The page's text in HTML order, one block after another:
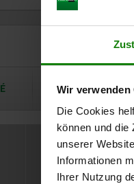
Wir verwenden
Die Cookies
können und die
unserer
Informationen
Ihrer Nutzung
noir
Les disponibilités
Actionnement